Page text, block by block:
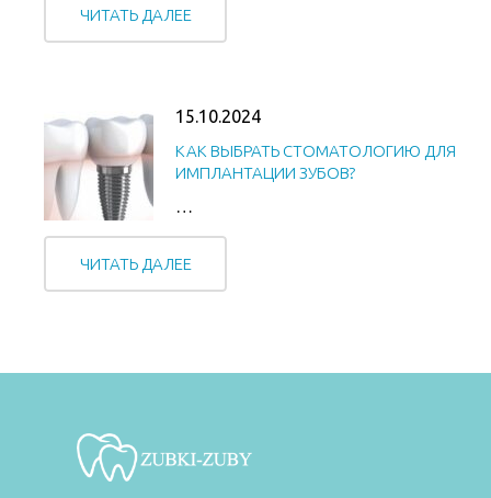
ЧИТАТЬ ДАЛЕЕ
15.10.2024
КАК ВЫБРАТЬ СТОМАТОЛОГИЮ ДЛЯ
ИМПЛАНТАЦИИ ЗУБОВ?
…
ЧИТАТЬ ДАЛЕЕ